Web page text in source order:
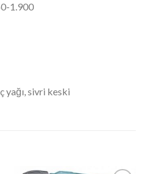
1.900
yağı, sivri keski